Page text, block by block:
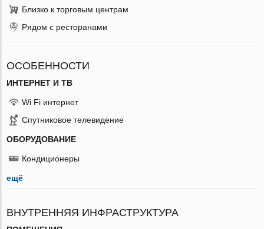
Близко к торговым центрам
Рядом с ресторанами
ОСОБЕННОСТИ
ИНТЕРНЕТ И ТВ
Wi Fi интернет
Спутниковое телевидение
ОБОРУДОВАНИЕ
Кондиционеры
ещё
ВНУТРЕННЯЯ ИНФРАСТРУКТУРА